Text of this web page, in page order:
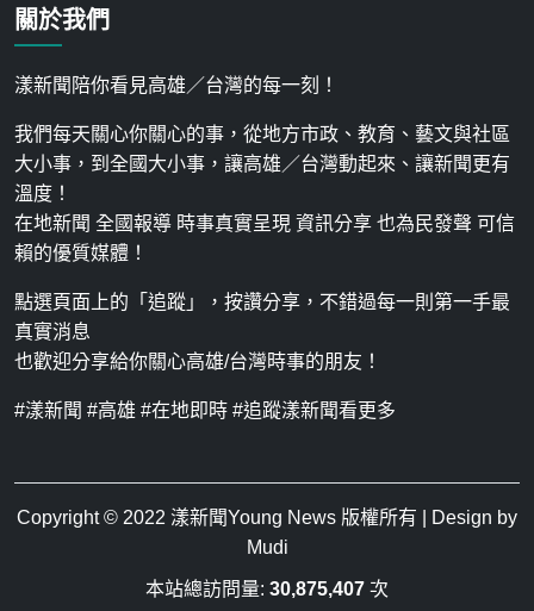
關於我們
漾新聞陪你看見高雄／台灣的每一刻！
我們每天關心你關心的事，從地方市政、教育、藝文與社區
大小事，到全國大小事，讓高雄／台灣動起來、讓新聞更有
溫度！
在地新聞 全國報導 時事真實呈現 資訊分享 也為民發聲 可信
賴的優質媒體！
點選頁面上的「追蹤」，按讚分享，不錯過每一則第一手最
真實消息
也歡迎分享給你關心高雄/台灣時事的朋友！
#漾新聞 #高雄 #在地即時 #追蹤漾新聞看更多
Copyright © 2022 漾新聞Young News 版權所有 | Design by
Mudi
本站總訪問量: 30,875,407 次